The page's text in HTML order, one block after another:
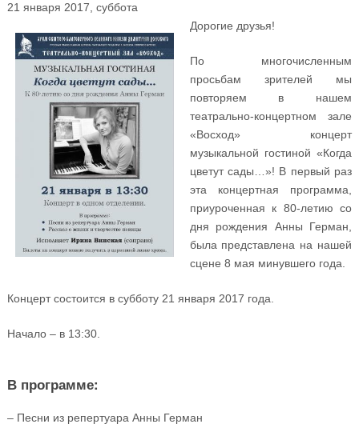
21 января 2017, суббота
Дорогие друзья!
По многочисленным
просьбам зрителей мы
повторяем в нашем
театрально-концертном зале
«Восход» концерт
музыкальной гостиной «Когда
цветут сады…»! В первый раз
эта концертная программа,
приуроченная к 80-летию со
дня рождения Анны Герман,
была представлена на нашей
сцене 8 мая минувшего года.
Концерт состоится в субботу 21 января 2017 года.
Начало – в 13:30.
В программе:
– Песни из репертуара Анны Герман